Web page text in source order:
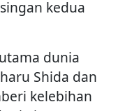
kedua
dunia
Shida dan
kelebihan